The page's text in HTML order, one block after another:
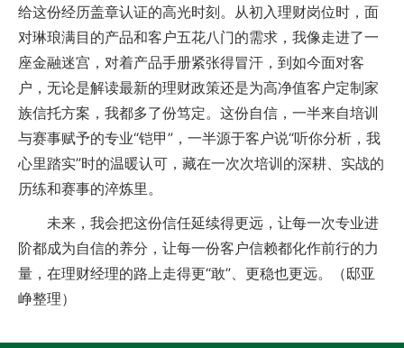
给这份经历盖章认证的高光时刻。从初入理财岗位时，面
对琳琅满目的产品和客户五花八门的需求，我像走进了一
座金融迷宫，对着产品手册紧张得冒汗，到如今面对客
户，无论是解读最新的理财政策还是为高净值客户定制家
族信托方案，我都多了份笃定。这份自信，一半来自培训
与赛事赋予的专业“铠甲”，一半源于客户说“听你分析，我
心里踏实”时的温暖认可，藏在一次次培训的深耕、实战的
历练和赛事的淬炼里。
未来，我会把这份信任延续得更远，让每一次专业进
阶都成为自信的养分，让每一份客户信赖都化作前行的力
量，在理财经理的路上走得更“敢”、更稳也更远。（邸亚
峥整理）